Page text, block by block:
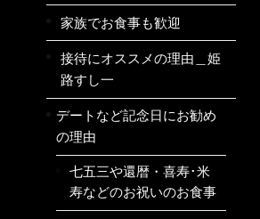
家族でお食事も歓迎
接待にオススメの理由＿姫
路すし一
デートなど記念日にお勧め
の理由
七五三や還暦・喜寿･米
寿などのお祝いのお食事